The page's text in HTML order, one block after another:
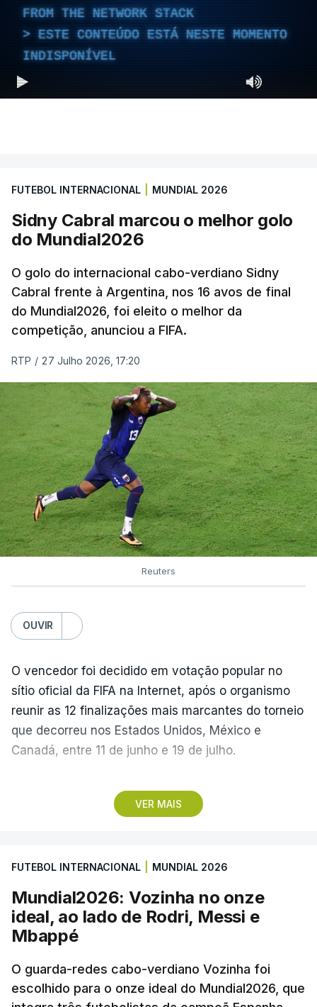
FROM THE NETWORK STACK
ESTE CONTEÚDO ESTÁ NESTE MOMENTO
INDISPONÍVEL
FUTEBOL INTERNACIONAL MUNDIAL 2026
Sidny Cabral marcou o melhor golo
do Mundial2026
O golo do internacional cabo-verdiano Sidny
Cabral frente à Argentina, nos 16 avos de final
do Mundial2026, foi eleito o melhor da
competição, anunciou a FIFA.
RTP / 27 Julho 2026, 17:20
Reuters
OUVIR
VER MAIS
O vencedor foi decidido em votação popular no
sítio oficial da FIFA na Internet, após o organismo
reunir as 12 finalizações mais marcantes do torneio
que decorreu nos Estados Unidos, México e
Canadá, entre 11 de junho e 19 de julho.
Lopes Cabral conquistou o prémio graças ao
remate de pé direito que colocou a bola no ângulo
“Foi simplesmente surreal”, disse à FIFA o jogador
dos turcos do Trabzonspor, recordando o momento
que fez Cabo Verde sonhar alto na sua primeira
participação numa fase final de um Mundial.
O ex-lateral do Benfica considerou que o galardão
FUTEBOL INTERNACIONAL MUNDIAL 2026
Mundial2026: Vozinha no onze
ideal, ao lado de Rodri, Messi e
Mbappé
O guarda-redes cabo-verdiano Vozinha foi
escolhido para o onze ideal do Mundial2026, que